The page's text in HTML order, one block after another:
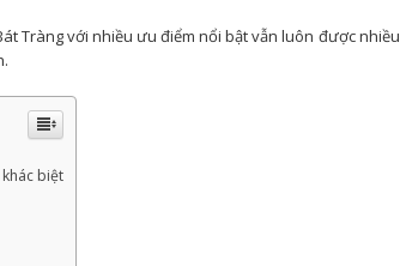
Tràng với nhiều ưu điểm nổi bật vẫn luôn được nhiều
biệt